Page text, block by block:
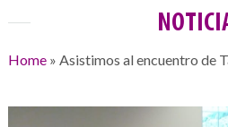
Home» Asistimos al encuentro de